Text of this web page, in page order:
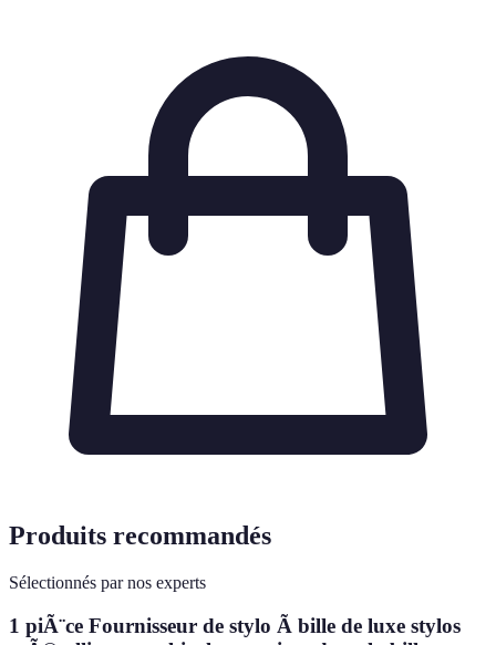
Produits recommandés
Sélectionnés par nos experts
1 piÃ¨ce Fournisseur de stylo Ã bille de luxe stylos